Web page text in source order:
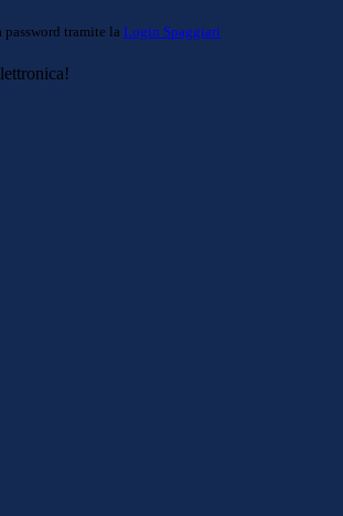
tramite la Login Spaggiari